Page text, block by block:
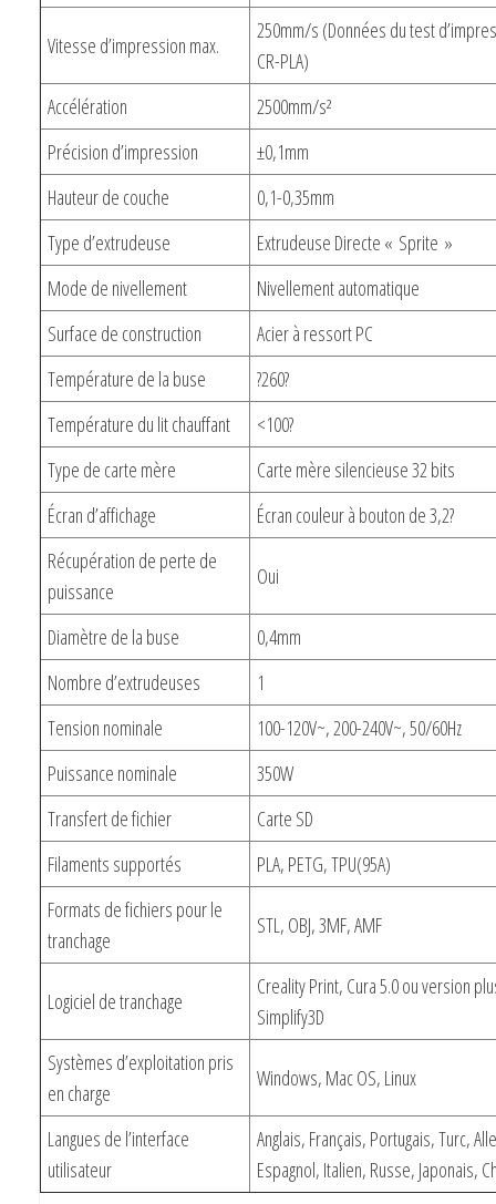
Vitesse d’impression max.
250mm/s (Données du test
CR-PLA)
Accélération
2500mm/s²
Précision d’impression
±0,1mm
Hauteur de couche
0,1-0,35mm
Type d’extrudeuse
Extrudeuse Directe « Sprite »
Mode de nivellement
Nivellement automatique
Surface de construction
Acier à ressort PC
Température de la buse
?260?
Température du lit chauffant
<100?
Type de carte mère
Carte mère silencieuse 32 bits
Écran d’affichage
Écran couleur à bouton de 3,2?
Récupération de perte de
puissance
Oui
Diamètre de la buse
0,4mm
Nombre d’extrudeuses
1
Tension nominale
100-120V~, 200-240V~, 50/60Hz
Puissance nominale
350W
Transfert de fichier
Carte SD
Filaments supportés
PLA, PETG, TPU(95A)
Formats de fichiers pour le
tranchage
STL, OBJ, 3MF, AMF
Logiciel de tranchage
Creality Print, Cura 5.0 ou version
Simplify3D
Systèmes d’exploitation pris
en charge
Windows, Mac OS, Linux
Langues de l’interface
utilisateur
Anglais, Français, Portugais, Turc,
Espagnol, Italien, Russe, Japonais,